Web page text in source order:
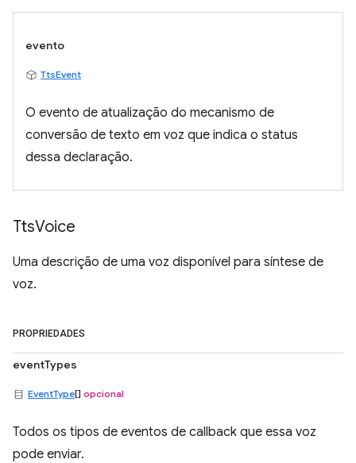
evento
TtsEvent
O evento de atualização do mecanismo de
conversão de texto em voz que indica o status
dessa declaração.
TtsVoice
Uma descrição de uma voz disponível para síntese de
voz.
PROPRIEDADES
eventTypes
EventType[] opcional
Todos os tipos de eventos de callback que essa voz
pode enviar.